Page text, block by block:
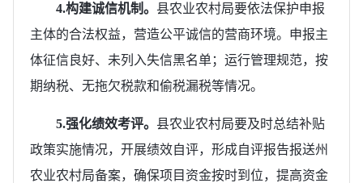
4.构建诚信机制。 县农业农村局要依法保护申报
主体的合法权益，营造公平诚信的营商环境。申报主
体征信良好、未列入失信黑名单；运行管理规范，按
期纳税、无拖欠税款和偷税漏税等情况。
5.强化绩效考评。 县农业农村局要及时总结补贴
政策实施情况，开展绩效自评，形成自评报告报送州
农业农村局备案，确保项目资金按时到位，提高资金